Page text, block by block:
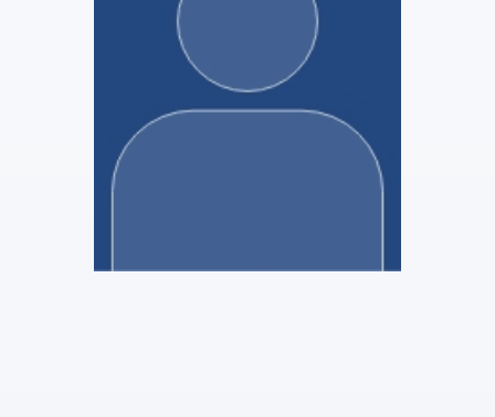
Voir le profil